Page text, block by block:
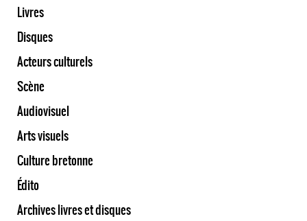
Livres
Disques
Acteurs culturels
Scène
Audiovisuel
Arts visuels
Culture bretonne
Édito
Archives livres et disques